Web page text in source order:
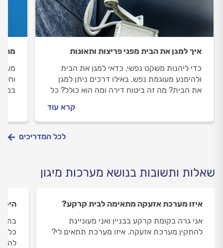
איך למגן את הבית מפני פריצות ותאונות
כדי ליהנות משקט נפשי, כדאי למגן את הבית
ולהימנע מעוגמת נפש. באילו דרכים ניתן למגן
את הבית? מה זה ביטוח דירה ומה הוא כולל? כל
קרא עוד
לכל המדריכים
שאלות ותשובות בנושא מערכות מיגון
איזו מערכת אזעקה מתאימה לבית קרקע?
אני גרה בקומת קרקע בבניין ואני מעוניינת
להתקין מערכת אזעקה. איזו מערכת תתאים לי?
כל